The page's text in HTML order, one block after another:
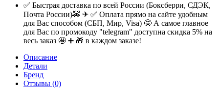
✅ Быстрая доставка по всей России (Боксберри, СДЭК,
Почта России)🚕 ✈ ✅ Оплата прямо на сайте удобным
для Вас способом (СБП, Мир, Visa) 🤩 А самое главное
для Вас по промокоду "telegram" доступна скидка 5% на
весь заказ 🤩 ➕ 🎁 в каждом заказе!
Описание
Детали
Бренд
Отзывы (0)